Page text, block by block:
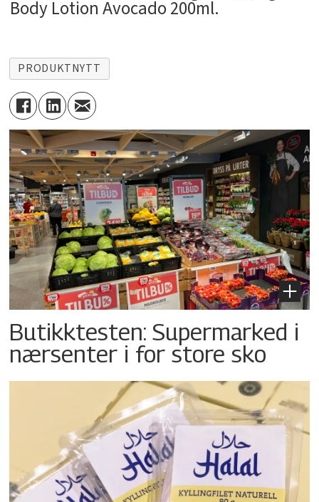
Body Lotion Avocado 200ml.
PRODUKTNYTT
Butikktesten: Supermarked i
nærsenter i for store sko